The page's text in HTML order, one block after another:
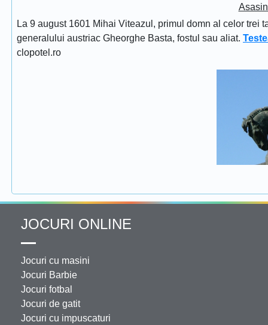
La 9 august 1601 Mihai Viteazul, primul domn al celor trei
generalului austriac Gheorghe Basta, fostul sau aliat.
clopotel.ro
JOCURI ONLINE
Jocuri cu masini
Jocuri Barbie
Jocuri fotbal
Jocuri de gatit
Jocuri cu impuscaturi